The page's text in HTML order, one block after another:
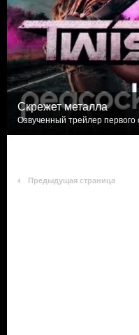
Скрежет металла
Озвученный трейлер первого
Предыдущая страница